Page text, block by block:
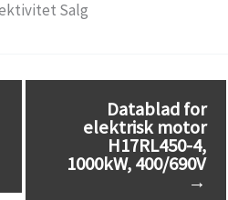
Datablad for
elektrisk motor
H17RL450-4,
1000kW, 400/690V
→